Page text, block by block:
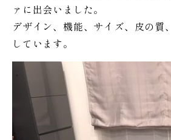
ァに出会いました。
デザイン、機能、サイズ、皮の質
しています。